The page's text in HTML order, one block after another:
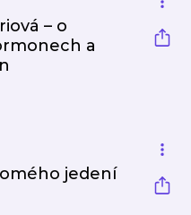
– o
a
jedení